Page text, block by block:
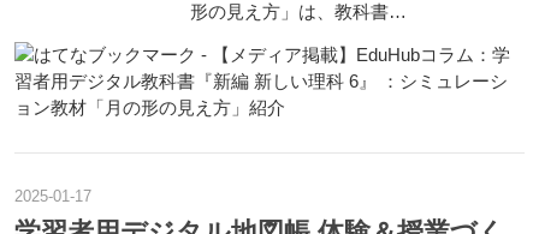
形の見え方」は、教科書…
2025-01-17